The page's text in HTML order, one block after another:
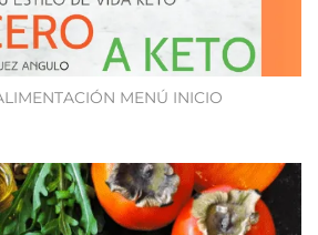
MENÚ INICIO